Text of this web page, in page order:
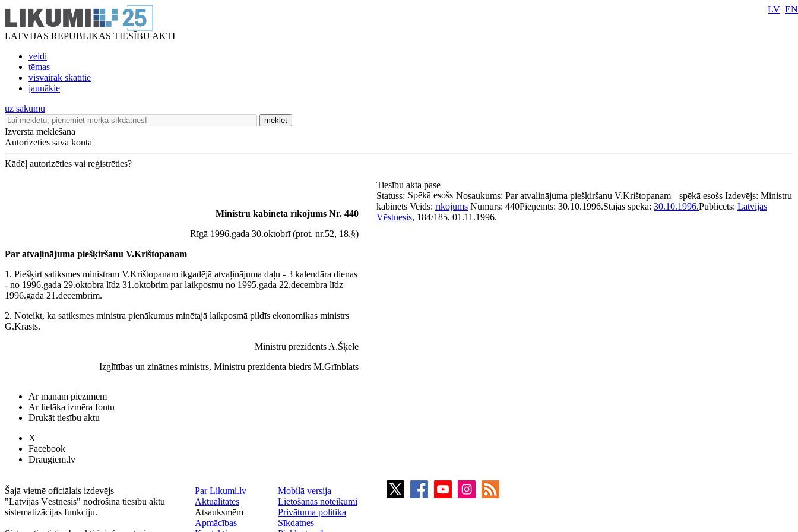
LATVIJAS REPUBLIKAS TIESĪBU AKTI
veidi
tēmas
visvairāk skatītie
jaunākie
LV EN
uz sākumu
meklēt
Izvērstā meklēšana
Autorizēties savā kontā
Kādēļ autorizēties vai reģistrēties?
Ministru kabineta rīkojums Nr. 440
Rīgā 1996.gada 30.oktobrī (prot. nr.52, 18.§)
Par atvaļinājuma piešķiršanu V.Krištopanam
1. Piešķirt satiksmes ministram V.Krištopanam ikgadējā atvaļinājuma daļu - 3 kalendāra dienas
- no 1996.gada 29.oktobra līdz 31.oktobrim par laikposmu no 1995.gada 22.decembra līdz
1996.gada 21.decembrim.
2. Noteikt, ka satiksmes ministra pienākumus minētajā laikposmā pildīs ekonomikas ministrs
G.Krasts.
Ministru prezidents A.Šķēle
Izglītības un zinātnes ministrs, Ministru prezidenta biedrs M.Grīnblats
Tiesību akta pase
Nosaukums: Par atvaļinājuma piešķiršanu V.Krištopanam
Statuss: Spēkā esošs spēkā esošs Izdevējs: Ministru
kabinets Veids: rīkojums Numurs: 440Pieņemts: 30.10.1996.Stājas spēkā: 30.10.1996.Publicēts: Latvijas
Vēstnesis, 184/185, 01.11.1996.
Ar manām piezīmēm
Ar lielāka izmēra fontu
Drukāt tiesību aktu
X
Facebook
Draugiem.lv
Šajā vietnē oficiālais izdevējs
"Latvijas Vēstnesis" nodrošina tiesību aktu
sistematizācijas funkciju.
Par Likumi.lv
Aktualitātes
Atsauksmēm
Apmācības
Mobilā versija
Lietošanas noteikumi
Privātuma politika
Sīkdatnes